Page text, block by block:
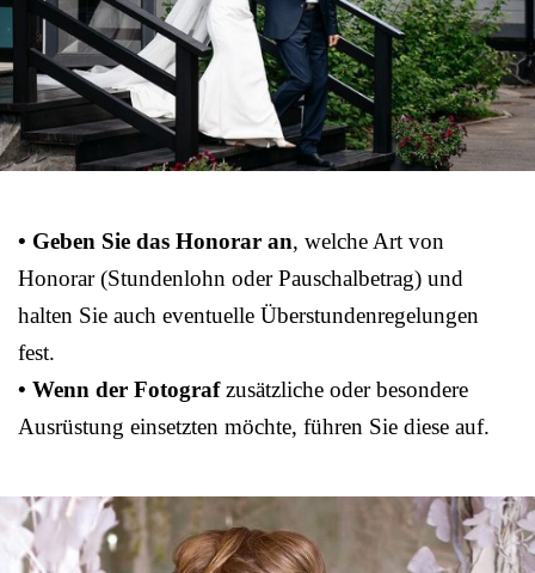
• Geben Sie das Honorar an, welche Art von
Honorar (Stundenlohn oder Pauschalbetrag) und
halten Sie auch eventuelle Überstundenregelungen
fest.
• Wenn der Fotografzusätzliche oder besondere
Ausrüstung einsetzten möchte, führen Sie diese auf.